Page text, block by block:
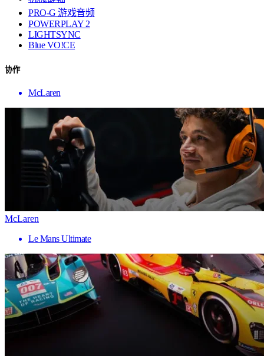
PRO-G 游戏音频
POWERPLAY 2
LIGHTSYNC
Blue VO!CE
协作
McLaren
McLaren
Le Mans Ultimate